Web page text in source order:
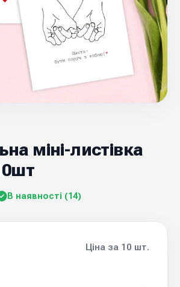
міні-листівка
В наявності (14)
Ціна за 10 шт.